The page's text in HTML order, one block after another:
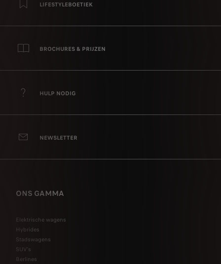
LIFESTYLEBOETIEK
BROCHURES & PRIJZEN
HULP NODIG
NEWSLETTER
ONS GAMMA
Elektrische wagens
Hybrides
Stadswagens
SUV's
Berlines